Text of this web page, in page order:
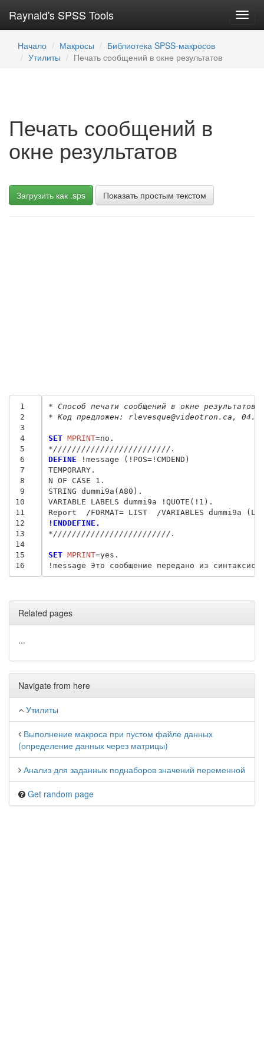
Raynald's SPSS Tools
Начало Макросы
Библиотека SPSS-макросов
Утилиты
Печать сообщений в окне результатов
Печать сообщений в
окне результатов
Загрузить как .sps Показать простым текстом
1
2
3
4
5
6
7
8
9
10
11
12
13
14
15
16
* Способ печати сообщений в окне результатов.
* Код предложен: rlevesque@videotron.ca,
SET MPRINT=
*/////////////////////////.
DEFINE !message (!POS=!CMDEND)
TEMPORARY.
N OF CASE 1.
STRING dummi9a(A80).
VARIABLE LABELS dummi9a !QUOTE(!1).
!ENDDEFINE.
*/////////////////////////.
SET MPRINT=yes.
Related pages
...
Navigate from here
Утилиты
Выполнение макроса при пустом файле данных
(определение данных через матрицы)
Анализ для заданных поднаборов значений переменной
Get random page